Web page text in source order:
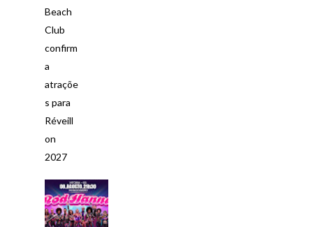
Beach
Club
confirm
a
atraçõe
s para
Réveill
on
2027